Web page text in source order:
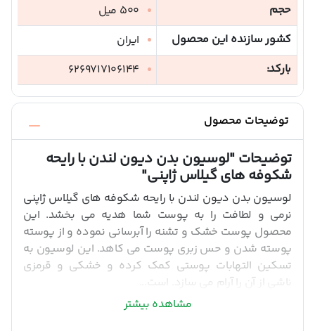
حجم
500 میل
کشور سازنده این محصول
ایران
بارکد:
6269717106144
توضیحات محصول
توضیحات"لوسیون بدن دیون لندن با رایحه
شکوفه های گیلاس ژاپنی"
لوسیون بدن دیون لندن با رایحه شکوفه های گیلاس ژاپنی
نرمی و لطافت را به پوست شما هدیه می بخشد. این
محصول پوست خشک و تشنه را آبرسانی نموده و از پوسته
پوسته شدن و حس زبری پوست می کاهد. این لوسیون به
تسکین التهابات پوستی کمک کرده و خشکی و قرمزی
ناشی از آن را آرام می سازد. است...
مشاهده بیشتر